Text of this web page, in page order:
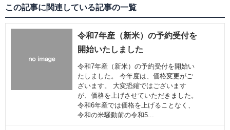
この記事に関連している記事の一覧
令和7年産（新米）の予約受付を
開始いたしました
令和7年産（新米）の予約受付を開始い
たしました。 今年度は、価格変更がご
ざいます。 大変恐縮ではございます
が、価格を上げさせていただきました。
令和6年産では価格を上げることなく、
令和の米騒動前の令和5...